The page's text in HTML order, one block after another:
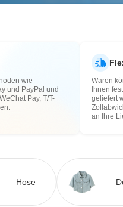
Artikel. Cross-Border-
Risiken bei Qualität,
wie
und PayPal und
Pay, T/T-
Waren
Ihnen
geliefert
an Ihre
Hose